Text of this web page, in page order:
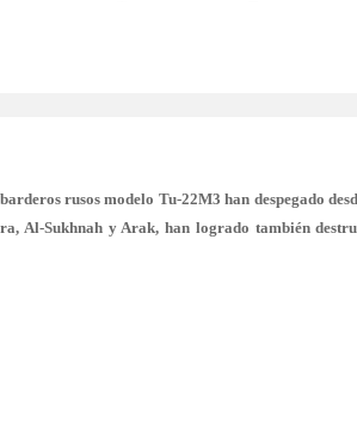
rusos modelo Tu-22M3 han despegado
Al-Sukhnah y Arak, han logrado también